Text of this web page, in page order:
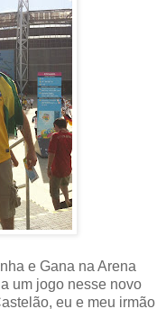
e Gana na Arena
um jogo nesse novo
eu e meu irmão